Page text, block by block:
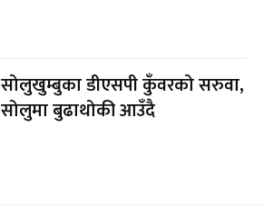
सोलुखुम्बुका डीएसपी कुँवरको सरुवा,
सोलुमा बुढाथोकी आउँदै